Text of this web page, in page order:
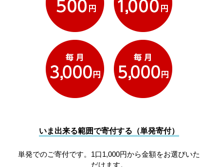
いま出来る範囲で寄付する（単発寄付）
単発でのご寄付です。1口1,000円から金額をお選びいた
だけます。